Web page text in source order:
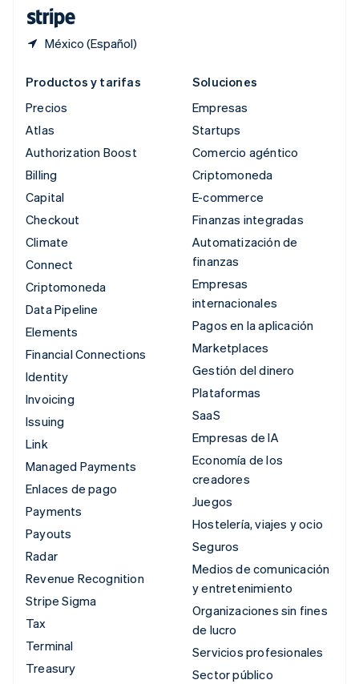
México (Español)
Productos y tarifas
Precios
Atlas
Authorization Boost
Billing
Capital
Checkout
Climate
Connect
Criptomoneda
Data Pipeline
Elements
Financial Connections
Identity
Invoicing
Issuing
Link
Managed Payments
Enlaces de pago
Payments
Payouts
Radar
Revenue Recognition
Stripe Sigma
Tax
Terminal
Treasury
Soluciones
Empresas
Startups
Comercio agéntico
Criptomoneda
E-commerce
Finanzas integradas
Automatización de
finanzas
Empresas
internacionales
Pagos en la aplicación
Marketplaces
Gestión del dinero
Plataformas
SaaS
Empresas de IA
Economía de los
creadores
Juegos
Hostelería, viajes y ocio
Seguros
Medios de comunicación
y entretenimiento
Organizaciones sin fines
de lucro
Servicios profesionales
Sector público